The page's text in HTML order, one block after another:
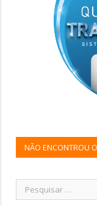
NÃO ENCONTROU